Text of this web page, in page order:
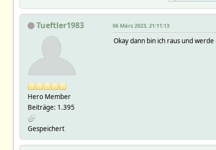
Tueftler1983
Hero Member
Beiträge: 1.395
Gespeichert
06 März 2023, 21:11:13
Okay dann bin ich raus und